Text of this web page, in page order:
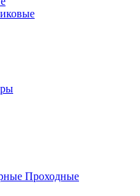
Проходные